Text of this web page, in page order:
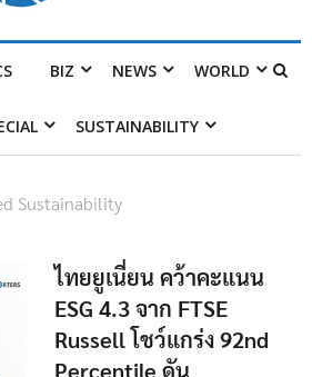
ไทยยูเนี่ยน คว้าคะแนน
ESG 4.3 จาก FTSE
Russell โชว์แกร่ง 92nd